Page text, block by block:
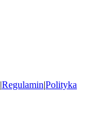
|Regulamin|Polityka